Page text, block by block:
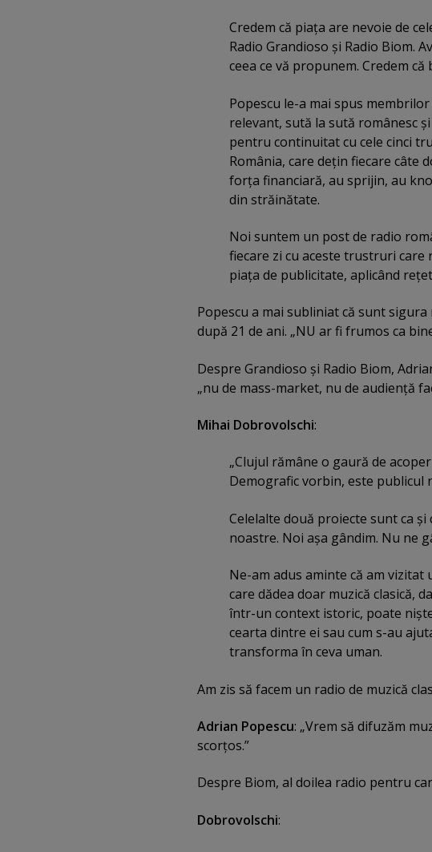
Credem că piaţa are nevoie de
Radio Grandioso şi Radio Biom.
ceea ce vă propunem. Credem
Popescu le-a mai spus
relevant, sută la sută românesc
pentru continuitat cu cele cinci
România, care deţin fiecare câte
forţa financiară, au sprijin, au
din străinătate.
Noi suntem un post de radio
fiecare zi cu aceste trustruri
piaţa de publicitate, aplicând
Popescu a mai subliniat că sunt
după 21 de ani. „NU ar fi frumos ca
Despre Grandioso şi Radio Biom,
„nu de mass-market, nu de audienţă
Mihai Dobrovolschi:
„Clujul rămâne o gaură de
Demografic vorbin, este publicul
Celelalte două proiecte sunt ca
noastre. Noi aşa gândim. Nu ne
Ne-am adus aminte că am
care dădea doar muzică clasică,
într-un context istoric, poate
cearta dintre ei sau cum s-au
transforma în ceva uman.
Am zis să facem un radio de muzică
Adrian Popescu: „Vrem să difuzăm
scorţos.”
Despre Biom, al doilea radio pentru
Dobrovolschi: